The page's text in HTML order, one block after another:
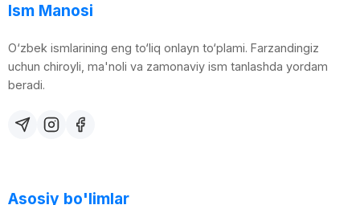
Ism Manosi
O‘zbek ismlarining eng to‘liq onlayn to‘plami. Farzandingiz
uchun chiroyli, ma'noli va zamonaviy ism tanlashda yordam
beradi.
Asosiy bo'limlar